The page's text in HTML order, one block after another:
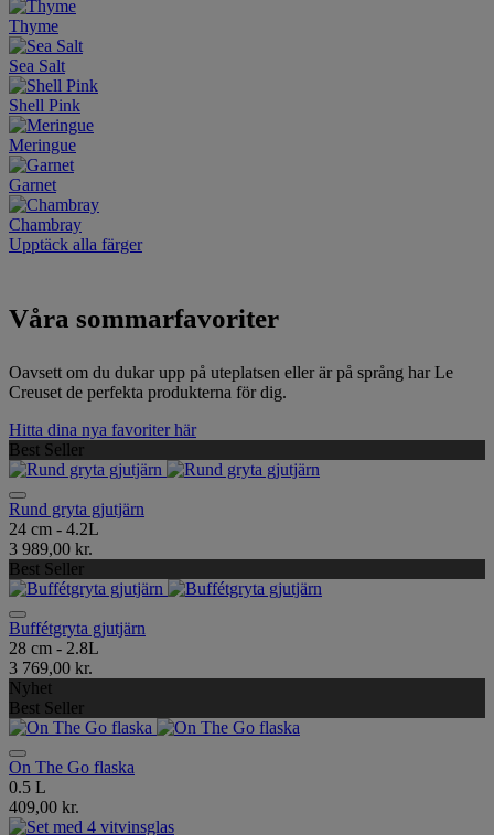
Thyme
Sea Salt
Shell Pink
Meringue
Garnet
Chambray
Upptäck alla färger
Våra sommarfavoriter
Oavsett om du dukar upp på uteplatsen eller är på språng har Le
Creuset de perfekta produkterna för dig.
Hitta dina nya favoriter här
Best Seller
Rund gryta gjutjärn
24 cm - 4.2L
3 989,00 kr.
Best Seller
Buffétgryta gjutjärn
28 cm - 2.8L
3 769,00 kr.
Nyhet
Best Seller
On The Go flaska
0.5 L
409,00 kr.